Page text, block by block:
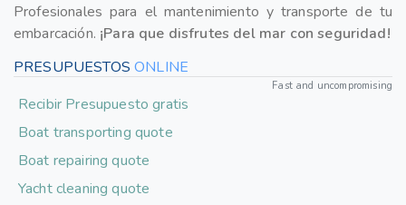
Profesionales para el mantenimiento y transporte de tu
embarcación. ¡Para que disfrutes del mar con seguridad!
PRESUPUESTOSONLINE
Fast and uncompromising
Recibir Presupuesto gratis
Boat transporting quote
Boat repairing quote
Yacht cleaning quote